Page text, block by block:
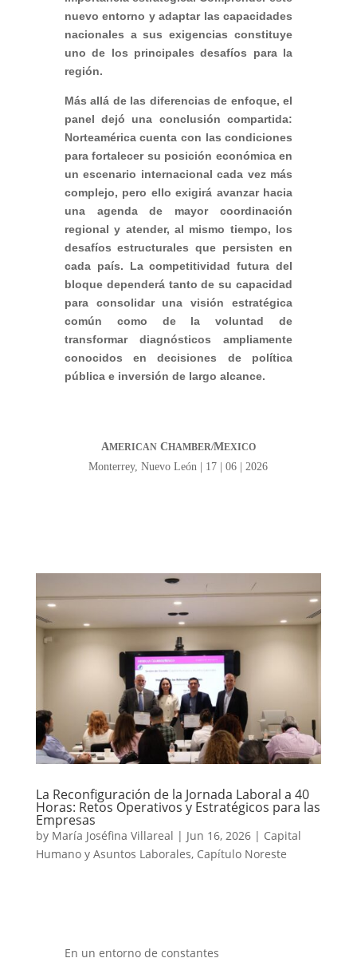
nuevo entorno y adaptar las capacidades
nacionales a sus exigencias constituye
uno de los principales desafíos para la
región.
Más allá de las diferencias de enfoque, el
panel dejó una conclusión compartida:
Norteamérica cuenta con las condiciones
para fortalecer su posición económica en
un escenario internacional cada vez más
complejo, pero ello exigirá avanzar hacia
una agenda de mayor coordinación
regional y atender, al mismo tiempo, los
desafíos estructurales que persisten en
cada país. La competitividad futura del
bloque dependerá tanto de su capacidad
para consolidar una visión estratégica
común como de la voluntad de
transformar diagnósticos ampliamente
conocidos en decisiones de política
pública e inversión de largo alcance.
AMERICANCHAMBER/MEXICO
Monterrey, Nuevo León | 17 | 06 | 2026
La Reconfiguración de la Jornada Laboral a 40
Horas: Retos Operativos y Estratégicos para las
Empresas
by María Joséfina Villareal | Jun 16, 2026| Capital
Humano y Asuntos Laborales, Capítulo Noreste
En un entorno de constantes